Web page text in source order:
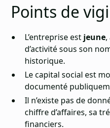
Points de
L’entreprise est jeune
d’activité sous son
historique.
Le capital social est
documenté
Il n’existe pas de
chiffre d’affaires, sa
financiers.